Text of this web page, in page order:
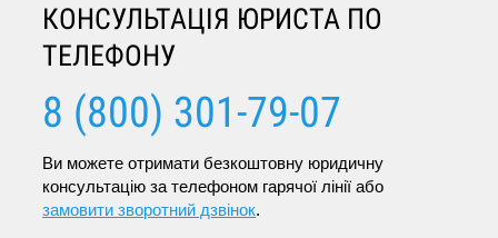
КОНСУЛЬТАЦІЯ ЮРИСТА ПО
ТЕЛЕФОНУ
8 (800) 301-79-07
Ви можете отримати безкоштовну юридичну
консультацію за телефоном гарячої лінії або
замовити зворотний дзвінок.